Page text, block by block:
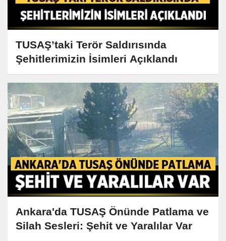
TUSAŞ’taki Terör Saldırısında
Şehitlerimizin İsimleri Açıklandı
Ankara'da TUSAŞ Önünde Patlama ve
Silah Sesleri: Şehit ve Yaralılar Var